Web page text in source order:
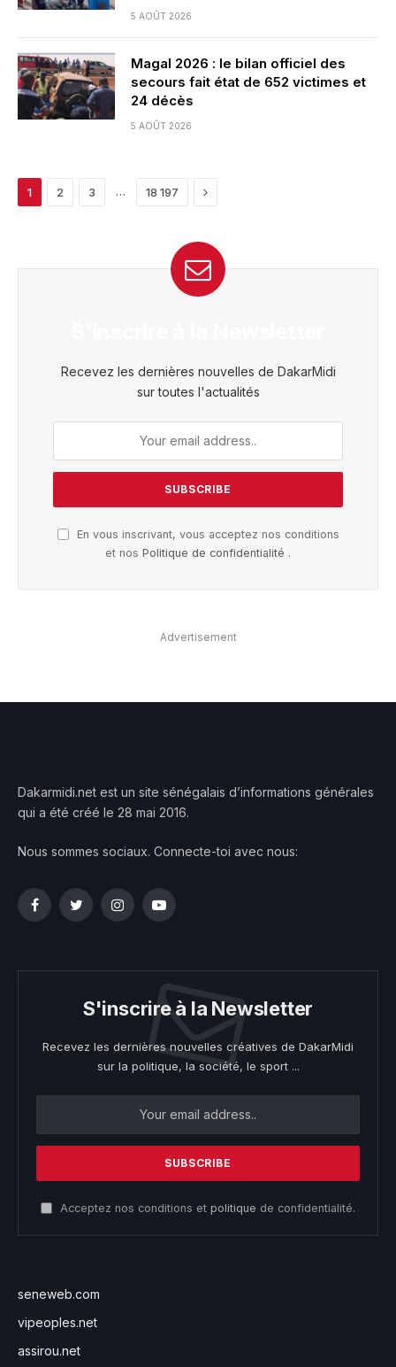
5 AOÛT 2026
Magal 2026 : le bilan officiel des
secours fait état de 652 victimes et
24 décès
5 AOÛT 2026
1 2 3 … 18 197 Next
Recevez les dernières nouvelles de DakarMidi
sur toutes l'actualités
En vous inscrivant, vous acceptez nos conditions
et nos Politique de confidentialité .
Advertisement
Dakarmidi.net est un site sénégalais d’informations générales
qui a été créé le 28 mai 2016.
Nous sommes sociaux. Connecte-toi avec nous:
FacebookTwitterInstagramYouTube
S'inscrire à la Newsletter
Recevez les dernières nouvelles créatives de DakarMidi
sur la politique, la société, le sport ...
Acceptez nos conditions et politique de confidentialité.
seneweb.com
vipeoples.net
assirou.net